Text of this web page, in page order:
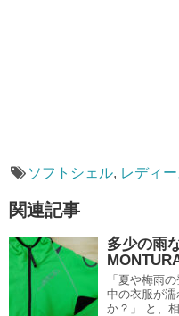
ソフトシェル, レディー
関連記事
多少の雨
「夏や梅雨
中の衣服が
か？」 と、